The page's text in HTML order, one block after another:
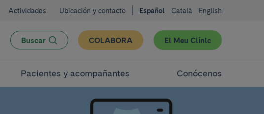
Actividades Ubicación y contacto Español Català English
Buscar COLABORA El Meu Clínic
Pacientes y acompañantes Conócenos